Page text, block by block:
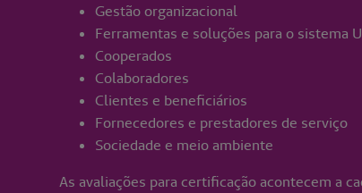
Gestão organizacional
Ferramentas e soluções para o sistema
Cooperados
Colaboradores
Clientes e beneficiários
Fornecedores e prestadores de serviço
Sociedade e meio ambiente
As avaliações para certificação acontecem a